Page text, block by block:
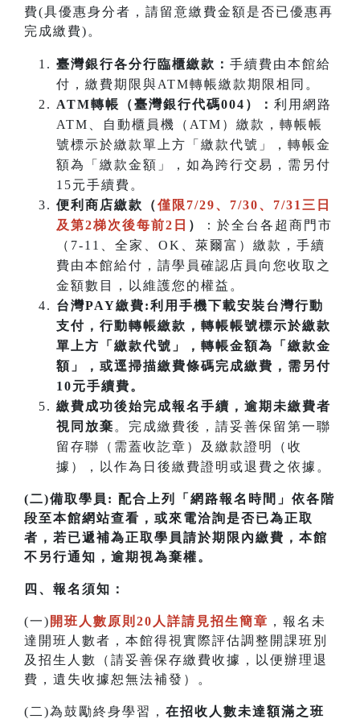
費(具優惠身分者，請留意繳費金額是否已優惠再
完成繳費)。
臺灣銀行各分行臨櫃繳款： 手續費由本館給
付，繳費期限與ATM轉帳繳款期限相同。
ATM轉帳（臺灣銀行代碼004）： 利用網路
ATM、自動櫃員機（ATM）繳款，轉帳帳
號標示於繳款單上方「繳款代號」，轉帳金
額為「繳款金額」，如為跨行交易，需另付
15元手續費。
便利商店繳款（僅限7/29、7/30、7/31三日
及第2梯次後每前2日 ）
：於全台各超商門市
（7-11、全家、OK、萊爾富）繳款，手續
費由本館給付，請學員確認店員向您收取之
金額數目，以維護您的權益。
台灣PAY繳費:利用手機下載安裝台灣行動
支付，行動轉帳繳款，轉帳帳號標示於繳款
單上方「繳款代號」，轉帳金額為「繳款金
額」，或逕掃描繳費條碼完成繳費，需另付
10元手續費。
繳費成功後始完成報名手續，逾期未繳費者
視同放棄 。完成繳費後，請妥善保留第一聯
留存聯（需蓋收訖章）及繳款證明（收
據），以作為日後繳費證明或退費之依據。
(二)備取學員: 配合上列「網路報名時間」依各階
段至本館網站查看，或來電洽詢是否已為正取
者，若已遞補為正取學員請於期限內繳費，本館
不另行通知，逾期視為棄權。
四 、 報名須知：
(一) 開班人數原則20人詳請見招生簡章 ，報名未
達開班人數者，本館得視實際評估調整開課班別
及招生人數（請妥善保存繳費收據，以便辦理退
費，遺失收據恕無法補發）。
(二)為鼓勵終身學習， 在招收人數未達額滿之班